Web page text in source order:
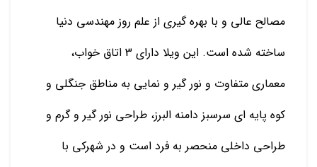
مصالح عالی و با بهره گیری از علم روز مهندسی دنیا
ساخته شده است. این ویلا دارای 3 اتاق خواب،
معماری متفاوت و نور گیر و نمایی به مناطق جنگلی و
کوه پایه ای سرسبز دامنه البرز، طراحی نور گیر و گرم و
طراحی داخلی منحصر به فرد است و در شهرکی با